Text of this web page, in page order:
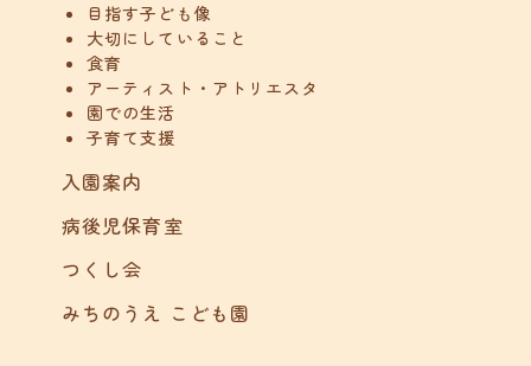
目指す子ども像
大切にしていること
食育
アーティスト・アトリエスタ
園での生活
子育て支援
入園案内
病後児保育室
つくし会
みちのうえ こども園